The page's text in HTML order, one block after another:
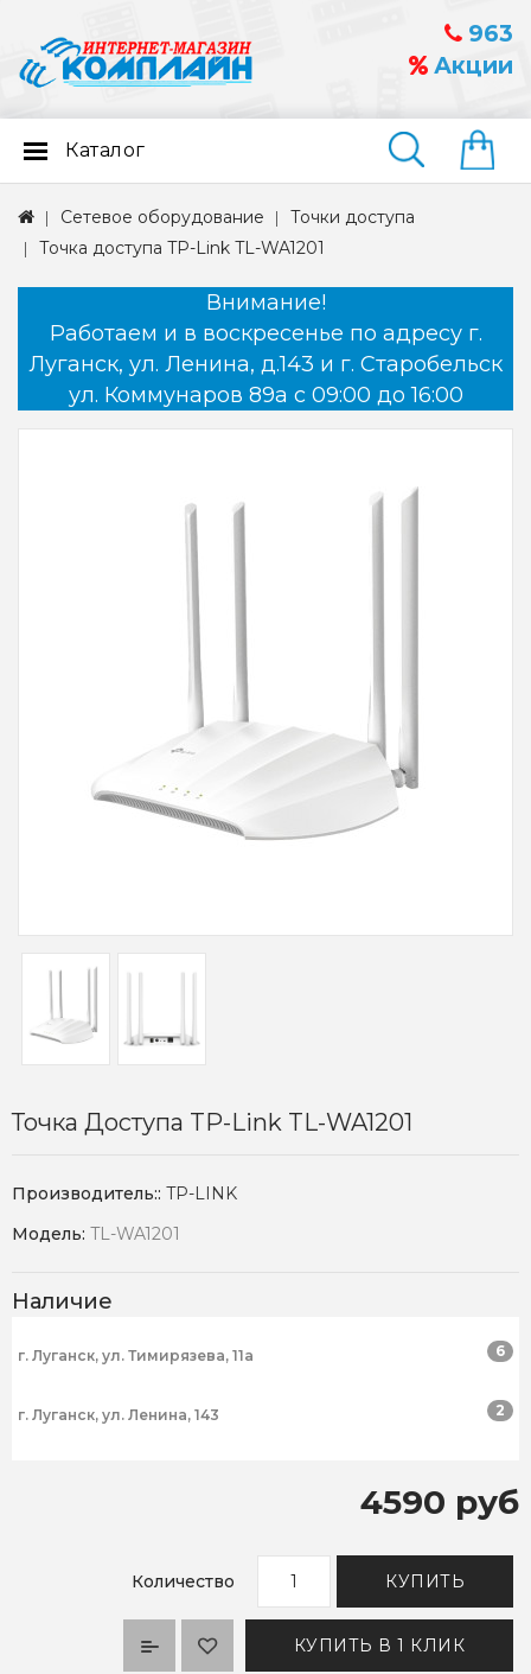
963
Акции
Найти
Каталог
Сетевое оборудование
Точки доступа
Точка доступа TP-Link TL-WA1201
Внимание!
Работаем и в воскресенье по адресу г.
Луганск, ул. Ленина, д.143 и г. Старобельск
ул. Коммунаров 89а с 09:00 до 16:00
Точка Доступа TP-Link TL-WA1201
Производитель:: TP-LINK
Модель: TL-WA1201
Наличие
г. Луганск, ул. Тимирязева, 11а 6
г. Луганск, ул. Ленина, 143 2
4590 руб
Количество КУПИТЬ
КУПИТЬ В 1 КЛИК